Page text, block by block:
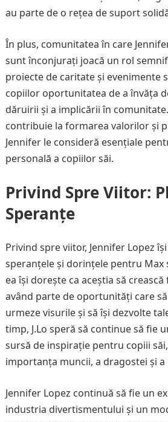
au parte de o rețea de suport
În plus, comunitatea în care
sunt înconjurați joacă un rol
proiecte de caritate și evenimente
copiilor oportunitatea de a învăța
dăruirii și a implicării în
contribuie la formarea valorilor și
Jennifer le consideră esențiale
personală a copiilor săi.
Privind Spre Viitor:
Speranțe
Privind spre viitor, Jennifer Lopez
speranțele și dorințele pentru Max
ea își dorește ca aceștia să
având parte de oportunități care
urmeze visurile și să își dezvolte
timp, J.Lo speră să continue să fie
sursă de inspirație pentru copiii
importanța muncii, a dragostei și a
Jennifer Lopez continuă să fie un
industria divertismentului și un